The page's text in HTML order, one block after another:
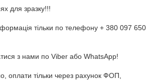
для зразку!!!
тільки по телефону + 380 097 650
з нами по Viber або WhatsApp!
оплати тільки через рахунок ФОП,